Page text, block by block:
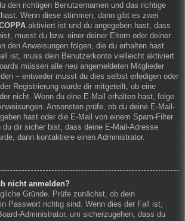
den richtigen Benutzernamen und das richtige
Wenn diese stimmen, dann gibt es zwei
aktiviert ist und du angegeben hast, dass
musst du bzw. einer deiner Eltern oder deiner
den Anweisungen folgen, die du erhalten hast.
ist, muss dein Benutzerkonto vielleicht aktiviert
müssen alle neu angemeldeten Mitglieder
– entweder musst du dies selbst erledigen oder
Registrierung wurde dir mitgeteilt, ob eine
nicht. Wenn du eine E-Mail erhalten hast, folge
Ansonsten prüfe, ob du deine E-Mail-
hast oder die E-Mail von einem Spam-Filter
du dir sicher bist, dass deine E-Mail-Adresse
dann kontaktiere einen Administrator.
nicht anmelden?
Gründe. Prüfe zunächst, ob dein
Passwort richtig sind. Wenn dies der Fall ist,
Administrator, um sicherzugehen, dass du